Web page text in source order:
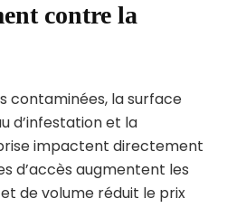
contre la
contaminées, la surface
d’infestation et la
impactent directement
d’accès augmentent les
de volume réduit le prix